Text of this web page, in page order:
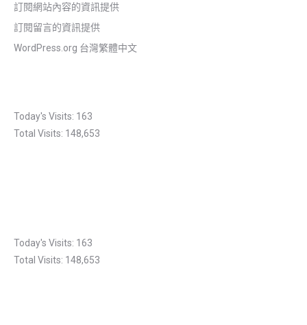
訂閱網站內容的資訊提供
訂閱留言的資訊提供
WordPress.org 台灣繁體中文
Today's Visits: 163
Total Visits: 148,653
Today's Visits: 163
Total Visits: 148,653